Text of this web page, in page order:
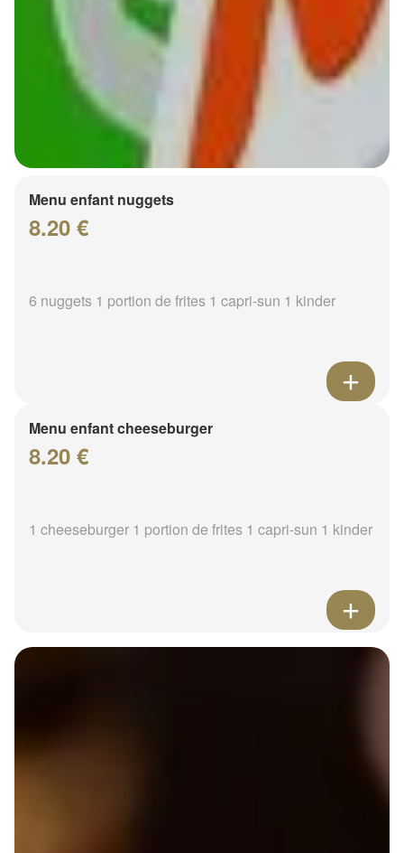
Menu enfant nuggets
8.20 €
6 nuggets 1 portion de frites 1 capri-sun 1 kinder
Menu enfant cheeseburger
8.20 €
1 cheeseburger 1 portion de frites 1 capri-sun 1 kinder